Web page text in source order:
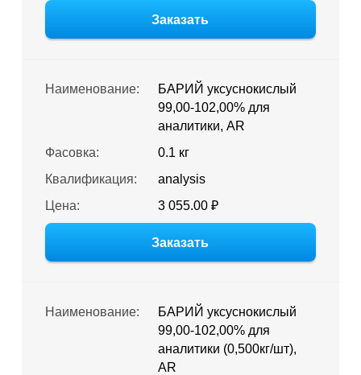
Заказать
Наименование:
БАРИЙ уксуснокислый
99,00-102,00% для
аналитики, AR
Фасовка:
0.1 кг
Квалификация:
analysis
Цена:
3 055.00 ₽
Заказать
Наименование:
БАРИЙ уксуснокислый
99,00-102,00% для
аналитики (0,500кг/шт),
AR